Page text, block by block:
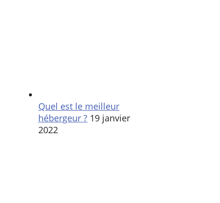
Quel est le meilleur
hébergeur ? 19 janvier
2022